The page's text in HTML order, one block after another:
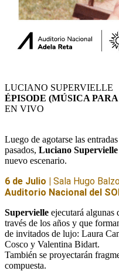
LUCIANO SUPERVIELLE
ÉPISODE (MÚSICA
EN VIVO
Luego de agotarse las
pasados, Luciano Supervielle
nuevo escenario.
6 de Julio | Sala Hugo
Auditorio Nacional del
Supervielle ejecutará algunas
través de los años y que
de invitados de lujo: Laura
Cosco y Valentina Bidart.
También se proyectarán
compuesta.